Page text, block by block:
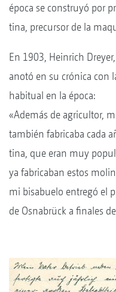
época se construyó por
tina, precursor de la
En 1903, Heinrich
anotó en su crónica con
habitual en la época:
«Además de agricultor,
también fabricaba cada
tina, que eran muy
ya fabricaban estos
mi bisabuelo entregó el
de Osnabrück a finales